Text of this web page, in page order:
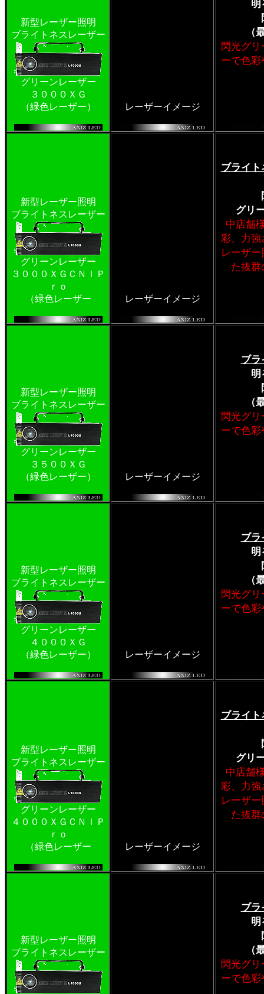
新型レーザー照明
ブライトネスレーザー
グリーンレーザー
３０００ＸＧ
（緑色レーザー）
レーザーイメージ
明
（
閃光グ
ーで色
新型レーザー照明
ブライトネスレーザー
グリーンレーザー
３０００ＸＧＣＮＩＰ
ｒｏ
（緑色レーザー
レーザーイメージ
ブライ
グリ
中店舗
彩、力強
レーザ
た抜群
新型レーザー照明
ブライトネスレーザー
グリーンレーザー
３５００ＸＧ
（緑色レーザー）
レーザーイメージ
ブラ
明
（
閃光グ
ーで色
新型レーザー照明
ブライトネスレーザー
グリーンレーザー
４０００ＸＧ
（緑色レーザー）
レーザーイメージ
ブラ
明
（
閃光グ
ーで色
新型レーザー照明
ブライトネスレーザー
グリーンレーザー
４０００ＸＧＣＮＩＰ
ｒｏ
（緑色レーザー
レーザーイメージ
ブライ
グリ
中店舗
彩、力強
レーザ
た抜群
新型レーザー照明
ブライトネスレーザー
ブラ
明
（
閃光グ
ーで色